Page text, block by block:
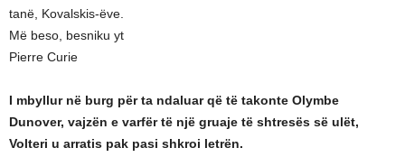
tanë, Kovalskis-ëve.
Më beso, besniku yt
Pierre Curie
I mbyllur në burg për ta ndaluar që të takonte Olymbe
Dunover, vajzën e varfër të një gruaje të shtresës së ulët,
Volteri u arratis pak pasi shkroi letrën.